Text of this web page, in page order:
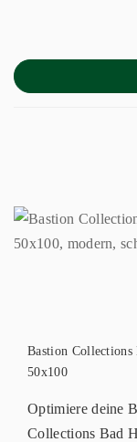
Bastion
50x100
Optimiere deine
Collections Bad